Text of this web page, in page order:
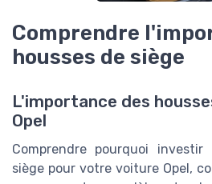
Comprendre
housses de siège
L'importance des
Opel
Comprendre pourquoi
siège pour votre voiture Opel,